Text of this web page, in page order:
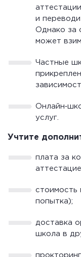
и
Однако за
может
Частные
услуг.
Учтите
плата за
стоимость
попытка);
доставка
школа в